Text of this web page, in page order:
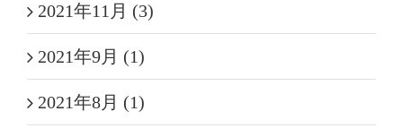
2021年11月 (3)
2021年9月 (1)
2021年8月 (1)